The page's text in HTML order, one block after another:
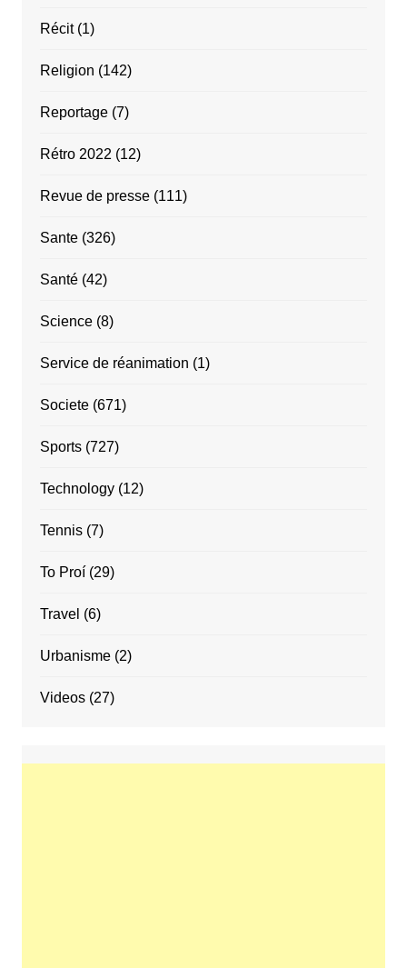
Récit(1)
Religion (142)
Reportage(7)
Rétro 2022 (12)
Revue de presse(111)
Sante(326)
Santé(42)
Science(8)
Service de réanimation (1)
Societe(671)
Sports(727)
Technology(12)
Tennis(7)
To Proí(29)
Travel (6)
Urbanisme(2)
Videos(27)